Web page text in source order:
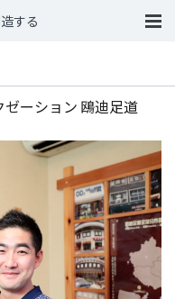
する
ゼーション 鴎迪足道